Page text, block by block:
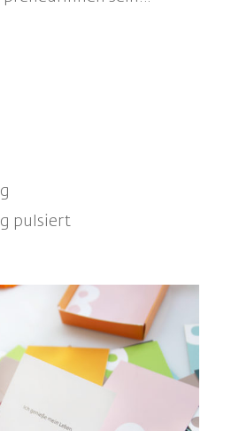
pulsiert